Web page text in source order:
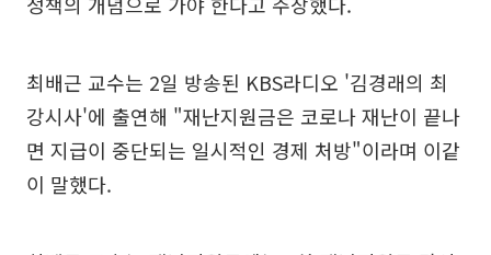
최배근 교수는 2일 방송된 KBS라디오 '김경래의 최
강시사'에 출연해 "재난지원금은 코로나 재난이 끝나
면 지급이 중단되는 일시적인 경제 처방"이라며 이같
이 말했다.